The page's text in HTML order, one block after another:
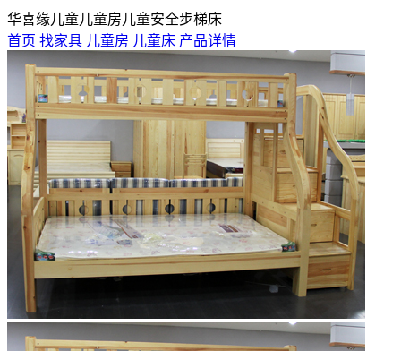
华喜缘儿童儿童房儿童安全步梯床
首页 找家具 儿童房 儿童床 产品详情